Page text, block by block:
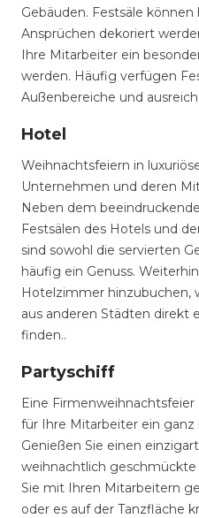
Gebäuden. Festsäle
Ansprüchen dekoriert
Ihre Mitarbeiter ein
werden. Häufig verfügen
Außenbereiche und
Hotel
Weihnachtsfeiern in
Unternehmen und deren
Neben dem
Festsälen des Hotels und
sind sowohl die servierten
häufig ein Genuss.
Hotelzimmer hinzubuchen,
aus anderen Städten direkt
finden..
Partyschiff
Eine
für Ihre Mitarbeiter ein ganz
Genießen Sie einen
weihnachtlich
Sie mit Ihren Mitarbeitern
oder es auf der Tanzfläche